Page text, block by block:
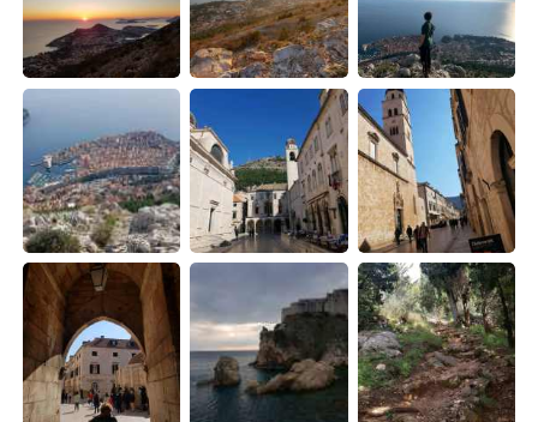
Deutsch 日本語
ไทย Indonesia
Türkçe Tiếng Việt
Português